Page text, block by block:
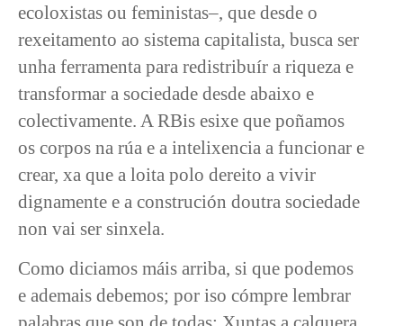
ecoloxistas ou feministas‒, que desde o
rexeitamento ao sistema capitalista, busca ser
unha ferramenta para redistribuír a riqueza e
transformar a sociedade desde abaixo e
colectivamente. A RBis esixe que poñamos
os corpos na rúa e a intelixencia a funcionar e
crear, xa que a loita polo dereito a vivir
dignamente e a construción doutra sociedade
non vai ser sinxela.
Como diciamos máis arriba, si que podemos
e ademais debemos; por iso cómpre lembrar